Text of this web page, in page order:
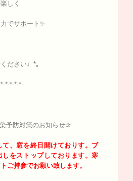
しく
でサポート✨
ださい♩*｡
*-*-*-*-
予防対策のお知らせ✰
、窓を終日開けておりす。 ブ
しをストップしております。寒
ご持参でお願い致します。